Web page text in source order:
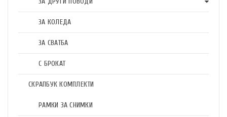
ЗА КОЛЕДА
ЗА СВАТБА
С БРОКАТ
СКРАПБУК КОМПЛЕКТИ
РАМКИ ЗА СНИМКИ